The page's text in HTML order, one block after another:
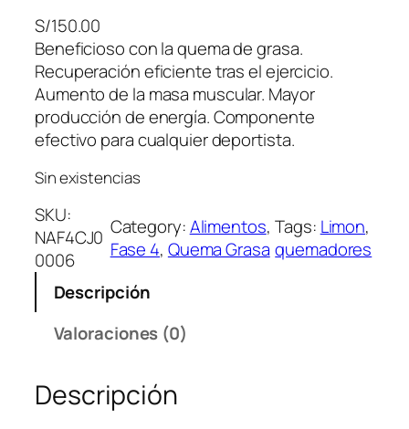
S/150.00
Beneficioso con la quema de grasa.
Recuperación eficiente tras el ejercicio.
Aumento de la masa muscular. Mayor
producción de energía. Componente
efectivo para cualquier deportista.
Sin existencias
SKU:
NAF4CJ0
0006
Category:Alimentos
Fase 4, Quema Grasa
Tags: Limon
quemadores
Descripción
Valoraciones (0)
Descripción